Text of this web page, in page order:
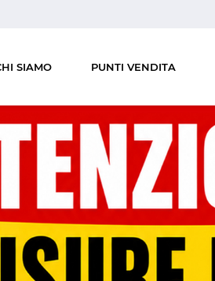
SIAMO PUNTI VENDITA